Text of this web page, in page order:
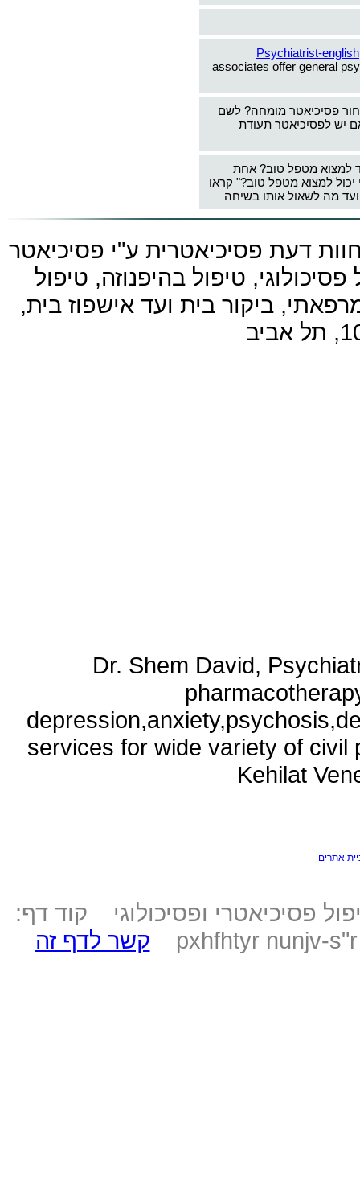
Psychiatrist-english
associates offer general
פסיכיאטר מומחה? לשם
יש לפסיכיאטר תעודת
למצוא מטפל טוב? אחת
למצוא מטפל טוב?" קראו
מה לשאול אותו בשיחה
דעת פסיכיאטרית ע"י פסיכיאטר
טיפול בהיפנוזה, טיפול
ביקור בית ועד אישפוז בית,
Dr. Shem David,
services for wide variety of civil
Kehilat
אתרים
פסיכיאטרי ופסיכולוגי קוד דף:
pxhfhtyr nunjv-
קשר לדף זה